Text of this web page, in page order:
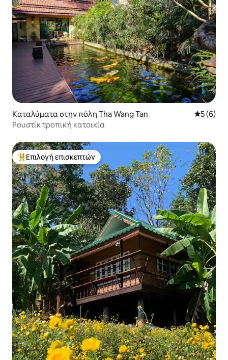
Καταλύματα στην πόλη Tha Wang Tan Μέση
5 (6)
Ρουστίκ τροπική κατοικία
Κορυφαία επιλογή επισκεπτών
Επιλογή επισκεπτών